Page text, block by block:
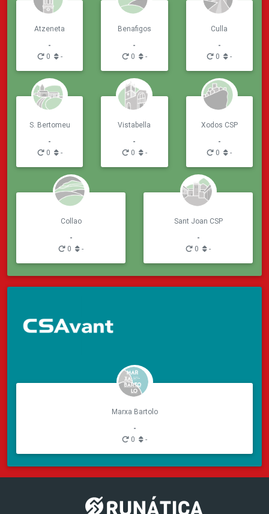
Atzeneta
-
0
-
Benafigos
-
0
-
Culla
-
0
-
S. Bertomeu
-
0
-
Vistabella
-
0
-
Xodos CSP
-
0
-
Collao
-
0
-
Sant Joan CSP
-
0
-
Marxa Bartolo
-
0
-